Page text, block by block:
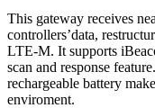
This gateway receives
controllers’data,
LTE-M. It supports
scan and response
rechargeable battery
enviroment.